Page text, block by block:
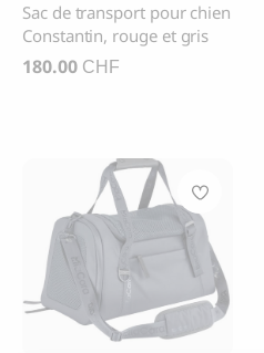
Sac de transport pour chien
Constantin, rouge et gris
180.00 CHF